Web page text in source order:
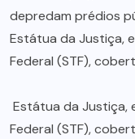
Estátua da Justiça,
Federal (STF),